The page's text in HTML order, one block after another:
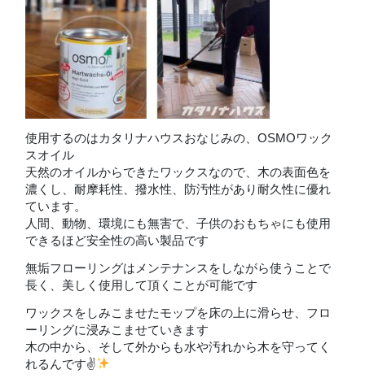
使用するのはカタリナハウスおなじみの、OSMOワック
スオイル
天然のオイルからできたワックスなので、木の表面色を
濃くし、耐摩耗性、撥水性、防汚性があり耐久性に優れ
ています。
人間、動物、環境にも無害で、子供のおもちゃにも使用
できるほど安全性の高い製品です
無垢フローリングはメンテナンスをしながら使うことで
長く、美しく使用して頂くことが可能です
ワックスをしみこませたモップを床の上に滑らせ、フロ
ーリングに浸みこませていきます
木の中から、そして外からも水や汚れから木を守ってく
れるんです✌